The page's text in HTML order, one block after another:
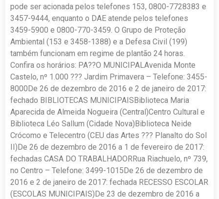
pode ser acionada pelos telefones 153, 0800-7728383 e
3457-9444, enquanto o DAE atende pelos telefones
3459-5900 e 0800-770-3459. O Grupo de Proteção
Ambiental (153 e 3458-1388) e a Defesa Civil (199)
também funcionam em regime de plantão 24 horas.
Confira os horários: PA??O MUNICIPALAvenida Monte
Castelo, nº 1.000 ??? Jardim Primavera – Telefone: 3455-
8000De 26 de dezembro de 2016 e 2 de janeiro de 2017:
fechado BIBLIOTECAS MUNICIPAISBiblioteca Maria
Aparecida de Almeida Nogueira (Central)Centro Cultural e
Biblioteca Léo Sallum (Cidade Nova)Biblioteca Neide
Crócomo e Telecentro (CEU das Artes ??? Planalto do Sol
II)De 26 de dezembro de 2016 a 1 de fevereiro de 2017:
fechadas CASA DO TRABALHADORRua Riachuelo, nº 739,
no Centro – Telefone: 3499-1015De 26 de dezembro de
2016 e 2 de janeiro de 2017: fechada RECESSO ESCOLAR
(ESCOLAS MUNICIPAIS)De 23 de dezembro de 2016 a